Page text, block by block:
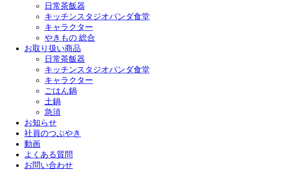
日常茶飯器
キッチンスタジオパンダ食堂
キャラクター
やきもの 総合
お取り扱い商品
日常茶飯器
キッチンスタジオパンダ食堂
キャラクター
ごはん鍋
土鍋
急須
お知らせ
社員のつぶやき
動画
よくある質問
お問い合わせ